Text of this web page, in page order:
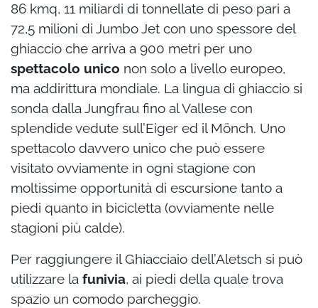
86 kmq, 11 miliardi di tonnellate di peso pari a
72,5 milioni di Jumbo Jet con uno spessore del
ghiaccio che arriva a 900 metri per uno
spettacolo unico non solo a livello europeo,
ma addirittura mondiale. La lingua di ghiaccio si
sonda dalla Jungfrau fino al Vallese con
splendide vedute sull’Eiger ed il Mönch. Uno
spettacolo davvero unico che può essere
visitato ovviamente in ogni stagione con
moltissime opportunità di escursione tanto a
piedi quanto in bicicletta (ovviamente nelle
stagioni più calde).
Per raggiungere il Ghiacciaio dell’Aletsch si può
utilizzare la funivia, ai piedi della quale trova
spazio un comodo parcheggio.